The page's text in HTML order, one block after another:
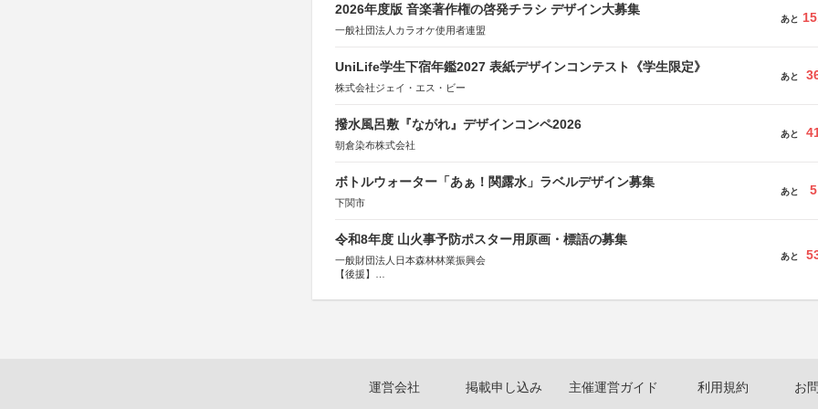
2026年度版 音楽著作権の啓発チラシ デザイン大募集
一般社団法人カラオケ使用者連盟
あと
UniLife学生下宿年鑑2027 表紙デザインコンテスト《学生限定》
株式会社ジェイ・エス・ビー
あと
撥水風呂敷『ながれ』デザインコンペ2026
朝倉染布株式会社
あと
ボトルウォーター「あぁ！関露水」ラベルデザイン募集
下関市
あと 5
令和8年度 山火事予防ポスター用原画・標語の募集
一般財団法人日本森林林業振興会
【後援】
あと
運営会社 掲載申し込み 主催運営ガイド 利用規約 お